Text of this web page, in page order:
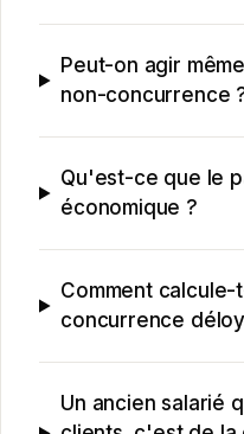
Peut-on agir
non-concurrence
Qu'est-ce que le
économique ?
Comment
concurrence
Un ancien salarié